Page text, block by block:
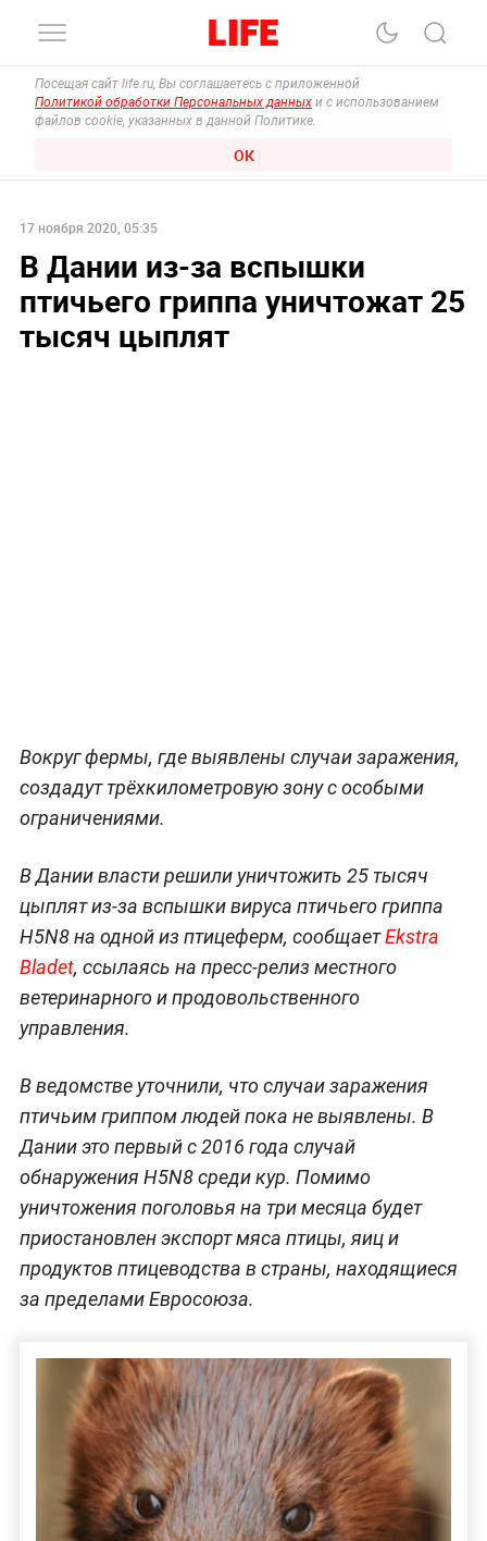
Посещая сайт life.ru, Вы соглашаетесь с приложенной
Политикой обработки Персональных данных и с использованием
файлов cookie, указанных в данной Политике.
ОК
17 ноября 2020, 05:35
В Дании из-за вспышки
птичьего гриппа уничтожат 25
тысяч цыплят
Вокруг фермы, где выявлены случаи заражения,
создадут трёхкилометровую зону с особыми
ограничениями.
В Дании власти решили уничтожить 25 тысяч
цыплят из-за вспышки вируса птичьего гриппа
H5N8 на одной из птицеферм, сообщаетEkstra
Bladet, ссылаясь на пресс-релиз местного
ветеринарного и продовольственного
управления.
В ведомстве уточнили, что случаи заражения
птичьим гриппом людей пока не выявлены. В
Дании это первый с 2016 года случай
обнаружения H5N8 среди кур. Помимо
уничтожения поголовья на три месяца будет
приостановлен экспорт мяса птицы, яиц и
продуктов птицеводства в страны, находящиеся
за пределами Евросоюза.